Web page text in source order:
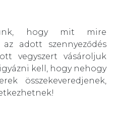
hogy mit mire
adott szennyeződés
vegyszert vásároljuk
kell, hogy nehogy
összekeveredjenek,